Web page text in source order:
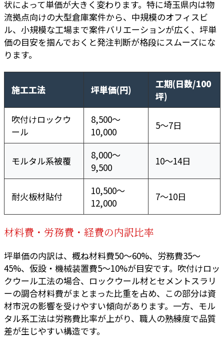
状によって単価が大きく変わります。特に埼玉県内は物
流拠点向けの大型倉庫案件から、中規模のオフィスビ
ル、小規模な工場まで案件バリエーションが広く、坪単
価の目安を掴んでおくと発注判断が格段にスムーズにな
ります。
施工工法 坪単価(円)
工期(日数/100
坪)
吹付けロックウ
ール
8,500〜
10,000
5〜7日
モルタル系被覆
8,000〜
9,500
10〜14日
耐火板材貼付
10,500〜
12,000
7〜10日
材料費・労務費・経費の内訳比率
坪単価の内訳は、概ね材料費50〜60%、労務費35〜
45%、仮設・機械装置費5〜10%が目安です。吹付けロッ
クウール工法の場合、ロックウール材とセメントスラリ
ーの調合材料費がまとまった比重を占め、この部分は資
材市況の影響を受けやすい傾向があります。一方、モル
タル系工法は労務費比率が上がり、職人の熟練度で品質
差が生じやすい構造です。